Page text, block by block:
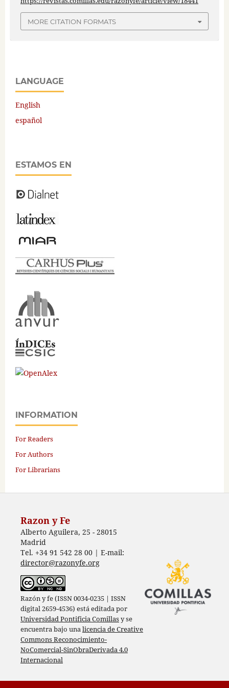
MORE CITATION FORMATS
LANGUAGE
English
español
ESTAMOS EN
INFORMATION
For Readers
For Authors
For Librarians
Razon y Fe
Alberto Aguilera, 25 - 28015
Madrid
Tel. +34 91 542 28 00 | E-mail:
director@razonyfe.org
Razón y fe (ISSN 0034-0235 | ISSN
digital 2659-4536) está editada por
Universidad Pontificia Comillasy se
encuentra bajo unalicencia de Creative
Commons Reconocimiento-
NoComercial-SinObraDerivada 4.0
Internacional